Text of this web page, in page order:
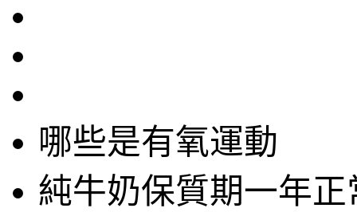
哪些是有氧運動
純牛奶保質期一年正